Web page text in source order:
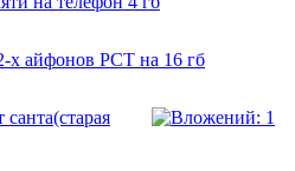
х айфонов РСТ на 16 гб